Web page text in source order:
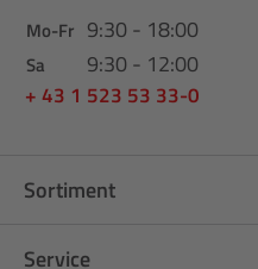
Mo-Fr 9:30 - 18:00
Sa 9:30 - 12:00
+ 43 1 523 53 33-0
Sortiment
Service